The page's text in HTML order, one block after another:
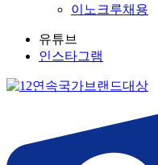
이노크루채용
유튜브
인스타그램